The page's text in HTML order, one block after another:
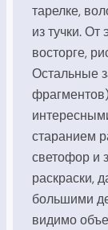
тарелке,
из тучки.
восторге,
Остальные
старанием
светофор и
раскраски,
большими
видимо